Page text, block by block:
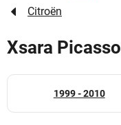
Citroën
Xsara Picasso
1999 - 2010